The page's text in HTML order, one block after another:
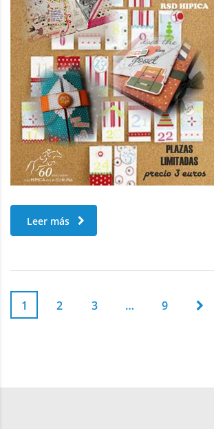
Leer más
1 2 3 … 9